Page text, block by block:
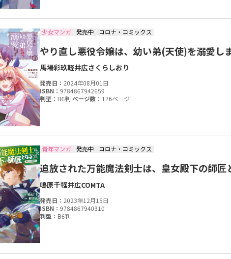
少女マンガ 発売中 コロナ・コミックス
やり直し悪役令嬢は、幼い弟(天使)を溺愛し
馬場彩玖軽井広さくらしおり
発売日： 2024年08月01日
ISBN： 9784867942659
判型： B6判 ページ数： 176ページ
青年マンガ 発売中 コロナ・コミックス
追放された万能魔法剣士は、皇女殿下の師匠
鳴原千軽井広COMTA
発売日： 2023年12月15日
ISBN： 9784867940310
判型： B6判